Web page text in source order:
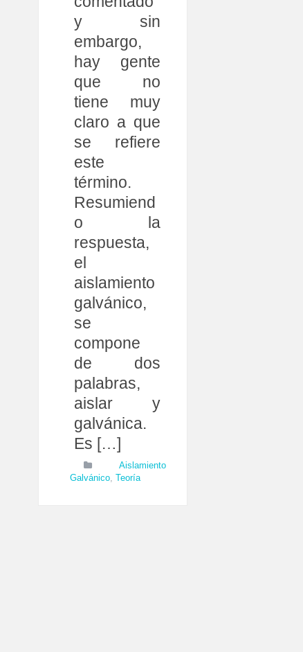
y sin
embargo,
hay gente
que no
tiene muy
claro a que
se refiere
este
término.
Resumiend
o la
respuesta,
el
aislamiento
galvánico,
se
compone
de dos
palabras,
aislar y
galvánica.
Es […]
Aislamiento
Galvánico, Teoría